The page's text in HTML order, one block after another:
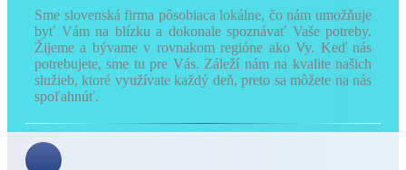
Sme slovenská firma pôsobiaca lokálne, čo nám umožňuje
byť Vám na blízku a dokonale spoznávať Vaše potreby.
Žijeme a bývame v rovnakom regióne ako Vy. Keď nás
potrebujete, sme tu pre Vás. Záleží nám na kvalite našich
služieb, ktoré využívate každý deň, preto sa môžete na nás
spoľahnúť.